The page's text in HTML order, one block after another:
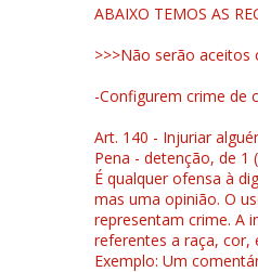
ABAIXO TEMOS AS
>>>Não serão aceitos
-Configurem crime de
Art. 140 - Injuriar
Pena - detenção, de 1
É qualquer ofensa à
mas uma opinião. O
representam crime. A
referentes a raça, cor,
Exemplo: Um